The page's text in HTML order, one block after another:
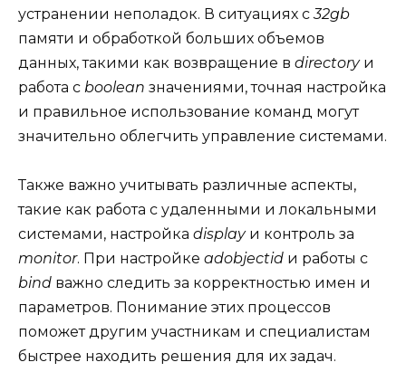
устранении неполадок. В ситуациях с32gb
памяти и обработкой больших объемов
данных, такими как возвращение в directoryи
работа с boolean значениями, точная настройка
и правильное использование команд могут
значительно облегчить управление системами.
Также важно учитывать различные аспекты,
такие как работа с удаленными и локальными
системами, настройка displayи контроль за
monitor. При настройке adobjectid и работы с
bind важно следить за корректностью имен и
параметров. Понимание этих процессов
поможет другим участникам и специалистам
быстрее находить решения для их задач.